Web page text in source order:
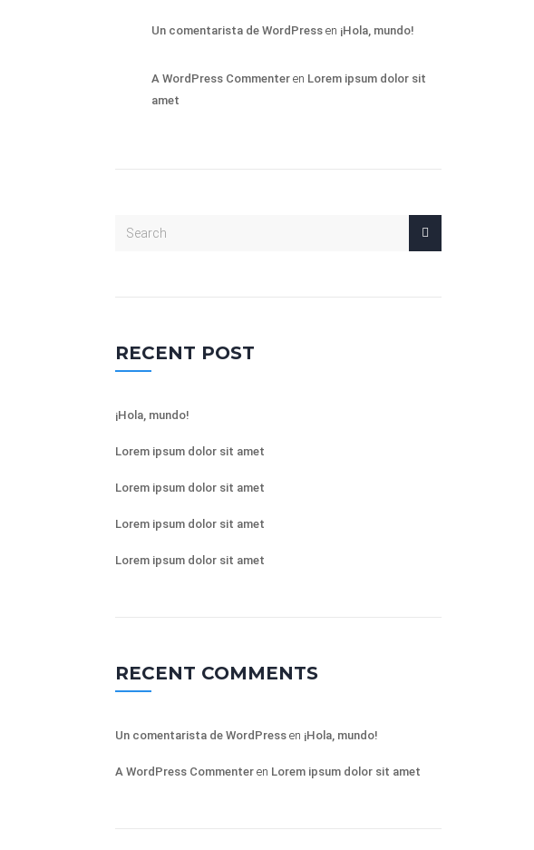
Un comentarista de WordPress en ¡Hola, mundo!
A WordPress Commenter en Lorem ipsum dolor sit
amet
RECENT POST
¡Hola, mundo!
Lorem ipsum dolor sit amet
Lorem ipsum dolor sit amet
Lorem ipsum dolor sit amet
Lorem ipsum dolor sit amet
RECENT COMMENTS
Un comentarista de WordPress en ¡Hola, mundo!
A WordPress Commenter en Lorem ipsum dolor sit amet